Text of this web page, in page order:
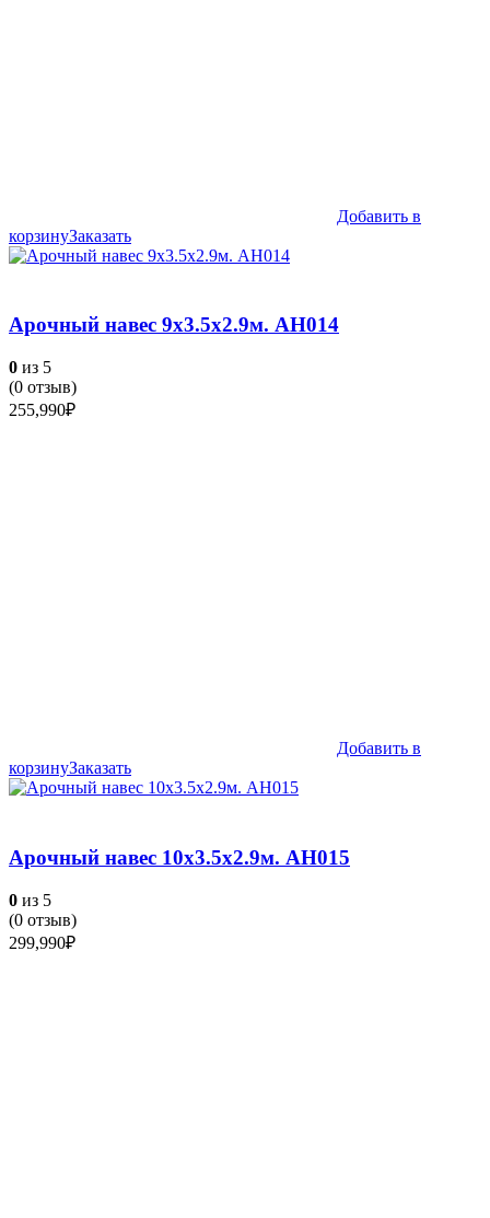
Добавить в
корзинуЗаказать
Арочный навес 9х3.5х2.9м. АН014
0 из 5
(0 отзыв)
255,990₽
Добавить в
корзинуЗаказать
Арочный навес 10х3.5х2.9м. АН015
0 из 5
(0 отзыв)
299,990₽